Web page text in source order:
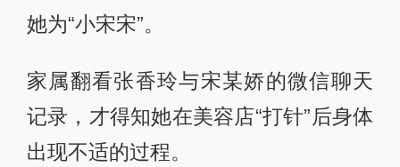
她为“小宋宋”。
家属翻看张香玲与宋某娇的微信聊天
记录，才得知她在美容店“打针”后身体
出现不适的过程。